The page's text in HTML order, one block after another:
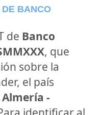
BANCO
de Banco
, que
sobre la
el país
Almería -